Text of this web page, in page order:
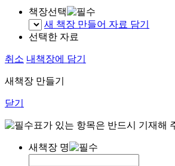
책장선택
새 책장 만들어 자료 담기
선택한 자료
취소 내책장에 담기
새책장 만들기
닫기
표가 있는 항목은 반드시 기재해
새책장 명